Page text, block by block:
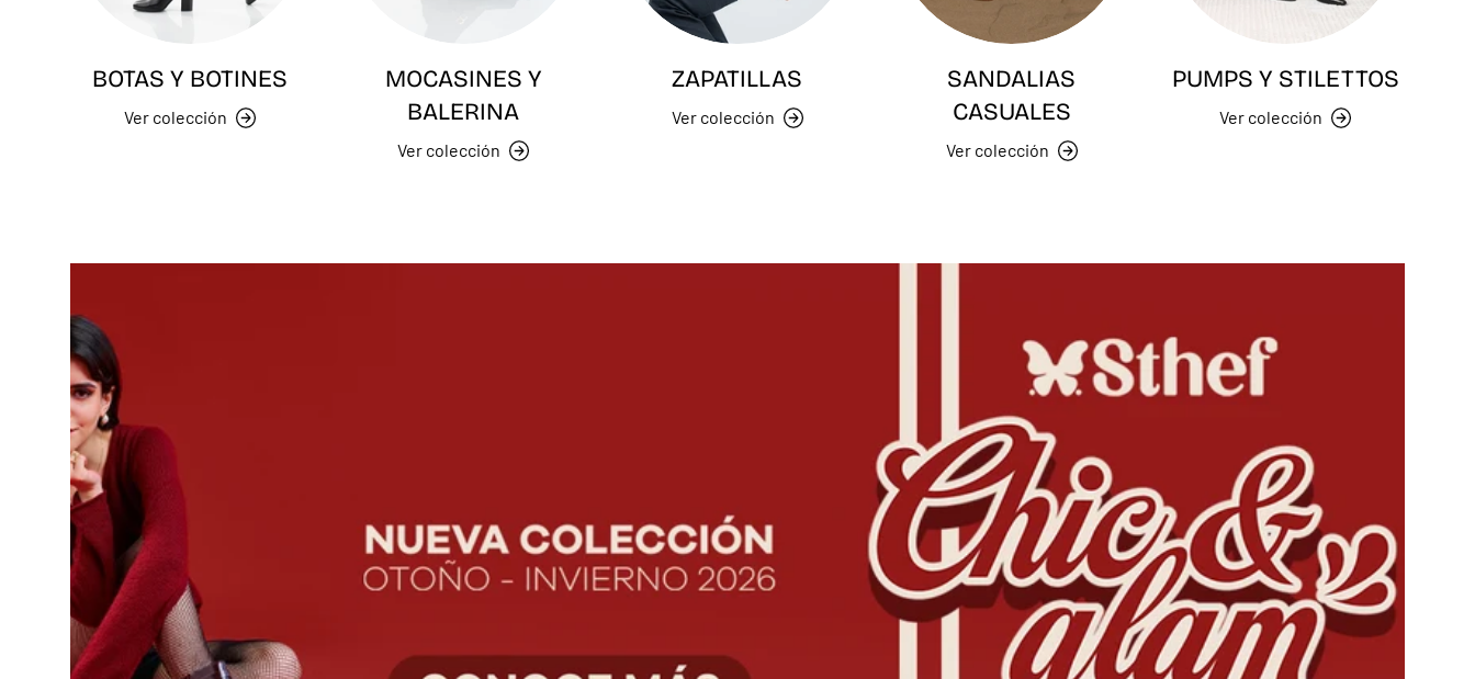
BOTAS Y BOTINES
Ver colección
MOCASINES Y
BALERINA
Ver colección
ZAPATILLAS
Ver colección
SANDALIAS
CASUALES
Ver colección
PUMPS Y STILETTOS
Ver colección